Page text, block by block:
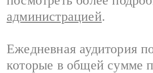
администрацией.
Ежедневная аудитория
которые в общей сумме